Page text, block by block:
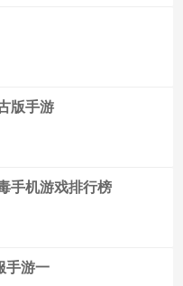
版手游
手机游戏排行榜
手游一